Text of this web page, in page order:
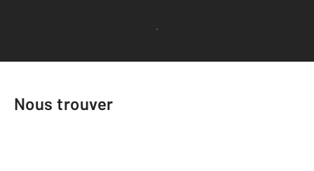
Voir tous les avis clients
Nous trouver